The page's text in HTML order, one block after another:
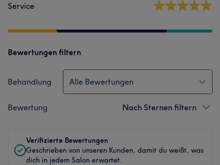
Service
Bewertungen filtern
Behandlung Alle Bewertungen
Bewertung Nach Sternen filtern
Verifizierte Bewertungen
Geschrieben von unseren Kunden, damit du weißt, was
dich in jedem Salon erwartet.